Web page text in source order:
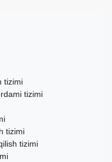
tizimi
tizimi
tizimi
tizimi